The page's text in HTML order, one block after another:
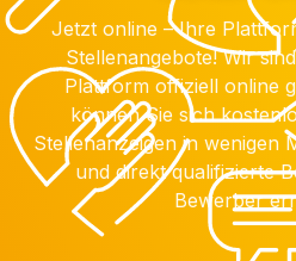
Jetzt online – Ihre
Stellenangebote! Wir
Plattform offiziell online
können Sie sich
Stellenanzeigen in wenigen
und direkt qualifizierte
Bewerber